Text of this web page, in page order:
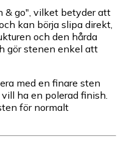
& go", vilket betyder att
kan börja slipa direkt,
och den hårda
gör stenen enkel att
med en finare sten
ha en polerad finish.
för normalt